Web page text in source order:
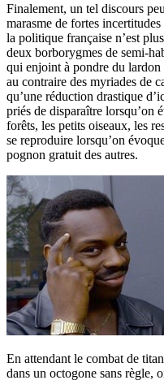
Finalement, un tel discours
marasme de fortes
la politique française n’est
deux borborygmes de semi-
qui enjoint à pondre du
au contraire des myriades de
qu’une réduction drastique
priés de disparaître lorsqu’on
forêts, les petits oiseaux, les
se reproduire lorsqu’on
pognon gratuit des autres.
En attendant le combat de
dans un octogone sans règle,